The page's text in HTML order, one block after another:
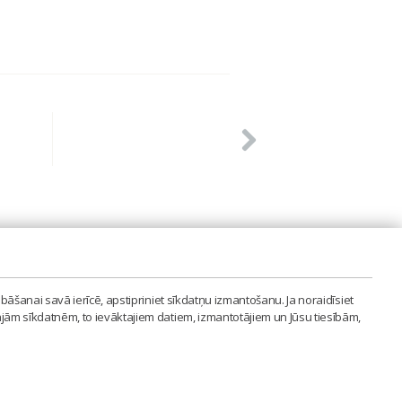
savā ierīcē, apstipriniet sīkdatņu izmantošanu. Ja noraidīsiet
sīkdatnēm, to ievāktajiem datiem, izmantotājiem un Jūsu tiesībām,